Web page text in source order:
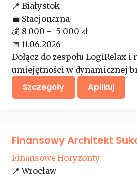
📍 Białystok
💼 Stacjonarna
💰 8 000 - 15 000 zł
📅 11.06.2026
Dołącz do zespołu LogiRelax
umiejętności w dynamicznej
Szczegóły Aplikuj
Finansowy Architekt
Finansowe Horyzonty
📍 Wrocław